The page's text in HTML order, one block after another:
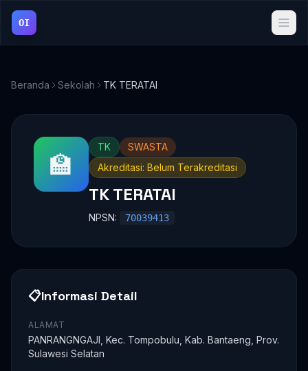
OI
Beranda Sekolah TK TERATAI
🏫
TK
SWASTA
Akreditasi: Belum Terakreditasi
TK TERATAI
NPSN: 70039413
📋Informasi Detail
ALAMAT
PANRANGNGAJI, Kec. Tompobulu, Kab. Bantaeng, Prov.
Sulawesi Selatan